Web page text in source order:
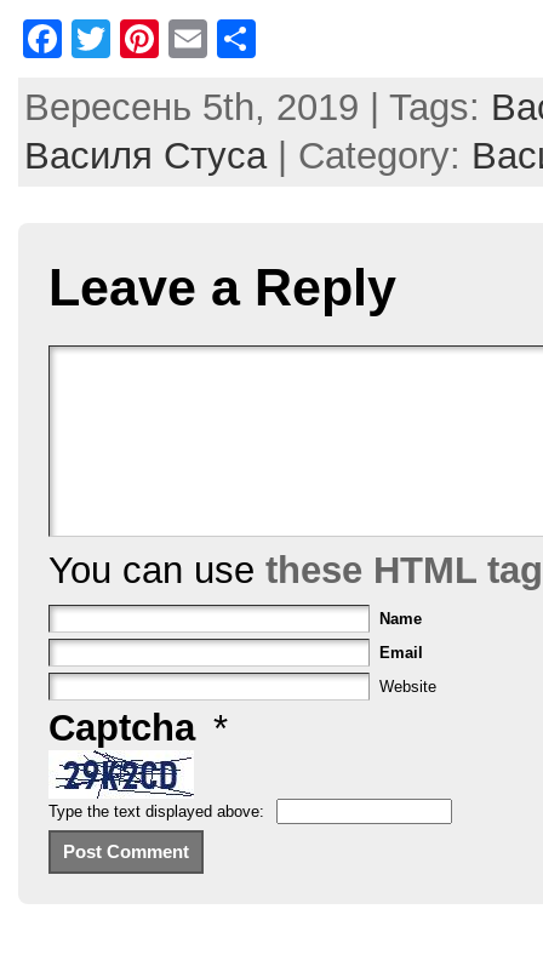
F
c
e
o
k
T
itt
er
Pi
er
e
E
ai
l
ar
e
Вересень 5th, 2019 | Tags:
Василя Стуса| Category:
Leave a Reply
You can use these HTML
Name
Email
Website
Captcha *
Type the text displayed above: